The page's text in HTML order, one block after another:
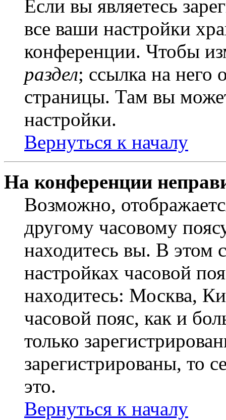
Если вы являетесь
все ваши настройки
конференции. Чтобы
раздел; ссылка на него
страницы. Там вы
настройки.
Вернуться к началу
На конференции
Возможно,
другому часовому
находитесь вы. В этом
настройках часовой
находитесь: Москва,
часовой пояс, как и
только
зарегистрированы, то
это.
Вернуться к началу